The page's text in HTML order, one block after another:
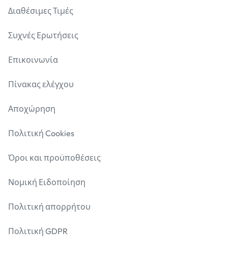
Διαθέσιμες Τιμές
Συχνές Ερωτήσεις
Επικοινωνία
Πίνακας ελέγχου
Αποχώρηση
Πολιτική Cookies
Όροι και προϋποθέσεις
Νομική Ειδοποίηση
Πολιτική απορρήτου
Πολιτική GDPR